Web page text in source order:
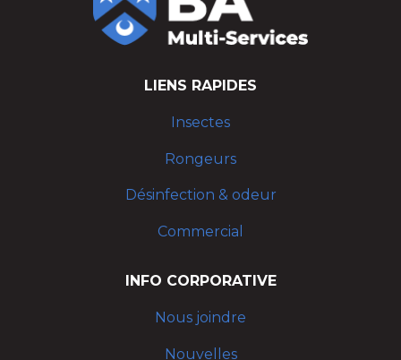
LIENS RAPIDES
Insectes
Rongeurs
Désinfection & odeur
Commercial
INFO CORPORATIVE
Nous joindre
Nouvelles